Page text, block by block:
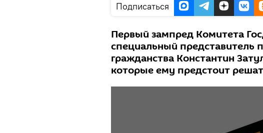
Подписаться
Первый зампред Комитета
специальный представитель
гражданства Константин
которые ему предстоит